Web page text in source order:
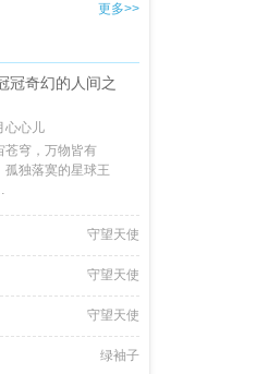
更多>>
冠奇幻的人间之
心心儿
苍穹，万物皆有
孤独落寞的星球王
守望天使
守望天使
守望天使
绿袖子